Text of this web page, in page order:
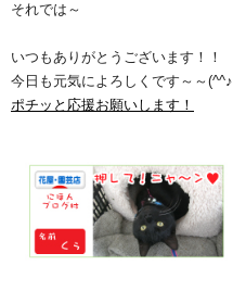
それでは～
いつもありがとうございます！！
今日も元気によろしくです～～(^^♪
ポチッと応援お願いします！